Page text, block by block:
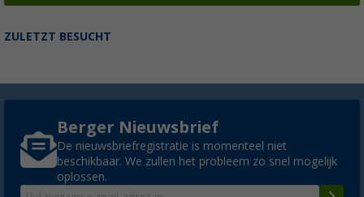
ZULETZT BESUCHT
Berger Nieuwsbrief
De nieuwsbriefregistratie is momenteel niet
beschikbaar. We zullen het probleem zo snel mogelijk
oplossen.